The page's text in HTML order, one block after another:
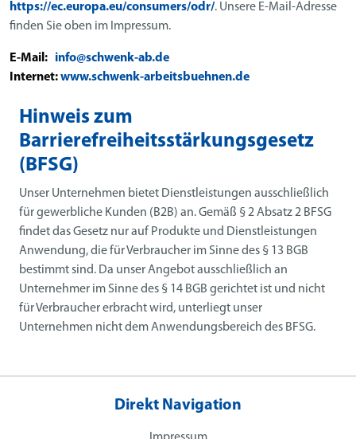
https://ec.europa.eu/consumers/odr/. Unsere E-Mail-Adresse
finden Sie oben im Impressum.
E-Mail:
info@schwenk-ab.de
Internet:www.schwenk-arbeitsbuehnen.de
Hinweis zum
Barrierefreiheitsstärkungsgesetz
(BFSG)
Unser Unternehmen bietet Dienstleistungen ausschließlich
für gewerbliche Kunden (B2B) an. Gemäß § 2 Absatz 2 BFSG
findet das Gesetz nur auf Produkte und Dienstleistungen
Anwendung, die für Verbraucher im Sinne des § 13 BGB
bestimmt sind. Da unser Angebot ausschließlich an
Unternehmer im Sinne des § 14 BGB gerichtet ist und nicht
für Verbraucher erbracht wird, unterliegt unser
Unternehmen nicht dem Anwendungsbereich des BFSG.
Direkt Navigation